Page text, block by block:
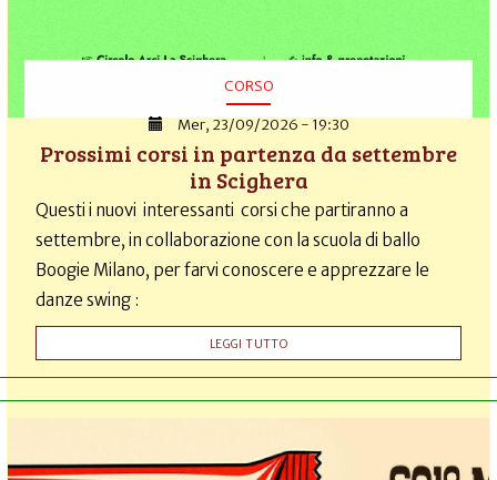
CORSO
Mer, 23/09/2026 - 19:30
Prossimi corsi in partenza da settembre
in Scighera
Questi i nuovi interessanti corsi che partiranno a
settembre, in collaborazione con la scuola di ballo
Boogie Milano, per farvi conoscere e apprezzare le
danze swing :
LEGGI TUTTO